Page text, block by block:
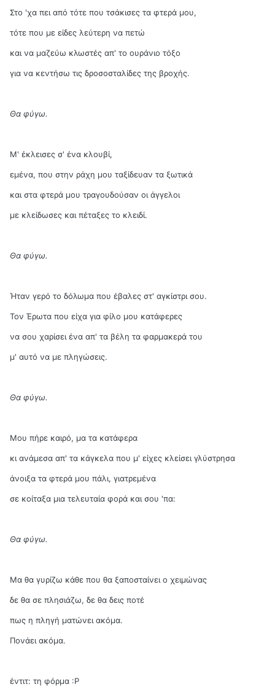
Στο 'χα πει από τότε που τσάκισες τα φτερά μου,
τότε που με είδες λεύτερη να πετώ
και να μαζεύω κλωστές απ' το ουράνιο τόξο
για να κεντήσω τις δροσοσταλίδες της βροχής.
Θα φύγω.
Μ' έκλεισες σ' ένα κλουβί,
εμένα, που στην ράχη μου ταξίδευαν τα ξωτικά
και στα φτερά μου τραγουδούσαν οι άγγελοι
με κλείδωσες και πέταξες το κλειδί.
Θα φύγω.
Ήταν γερό το δόλωμα που έβαλες στ' αγκίστρι σου.
Τον Έρωτα που είχα για φίλο μου κατάφερες
να σου χαρίσει ένα απ' τα βέλη τα φαρμακερά του
μ' αυτό να με πληγώσεις.
Θα φύγω.
Μου πήρε καιρό, μα τα κατάφερα
κι ανάμεσα απ' τα κάγκελα που μ' είχες κλείσει γλύστρησα
άνοιξα τα φτερά μου πάλι, γιατρεμένα
σε κοίταξα μια τελευταία φορά και σου 'πα:
Θα φύγω.
Μα θα γυρίζω κάθε που θα ξαποσταίνει ο χειμώνας
δε θα σε πλησιάζω, δε θα δεις ποτέ
πως η πληγή ματώνει ακόμα.
Πονάει ακόμα.
έντιτ: τη φόρμα :Ρ